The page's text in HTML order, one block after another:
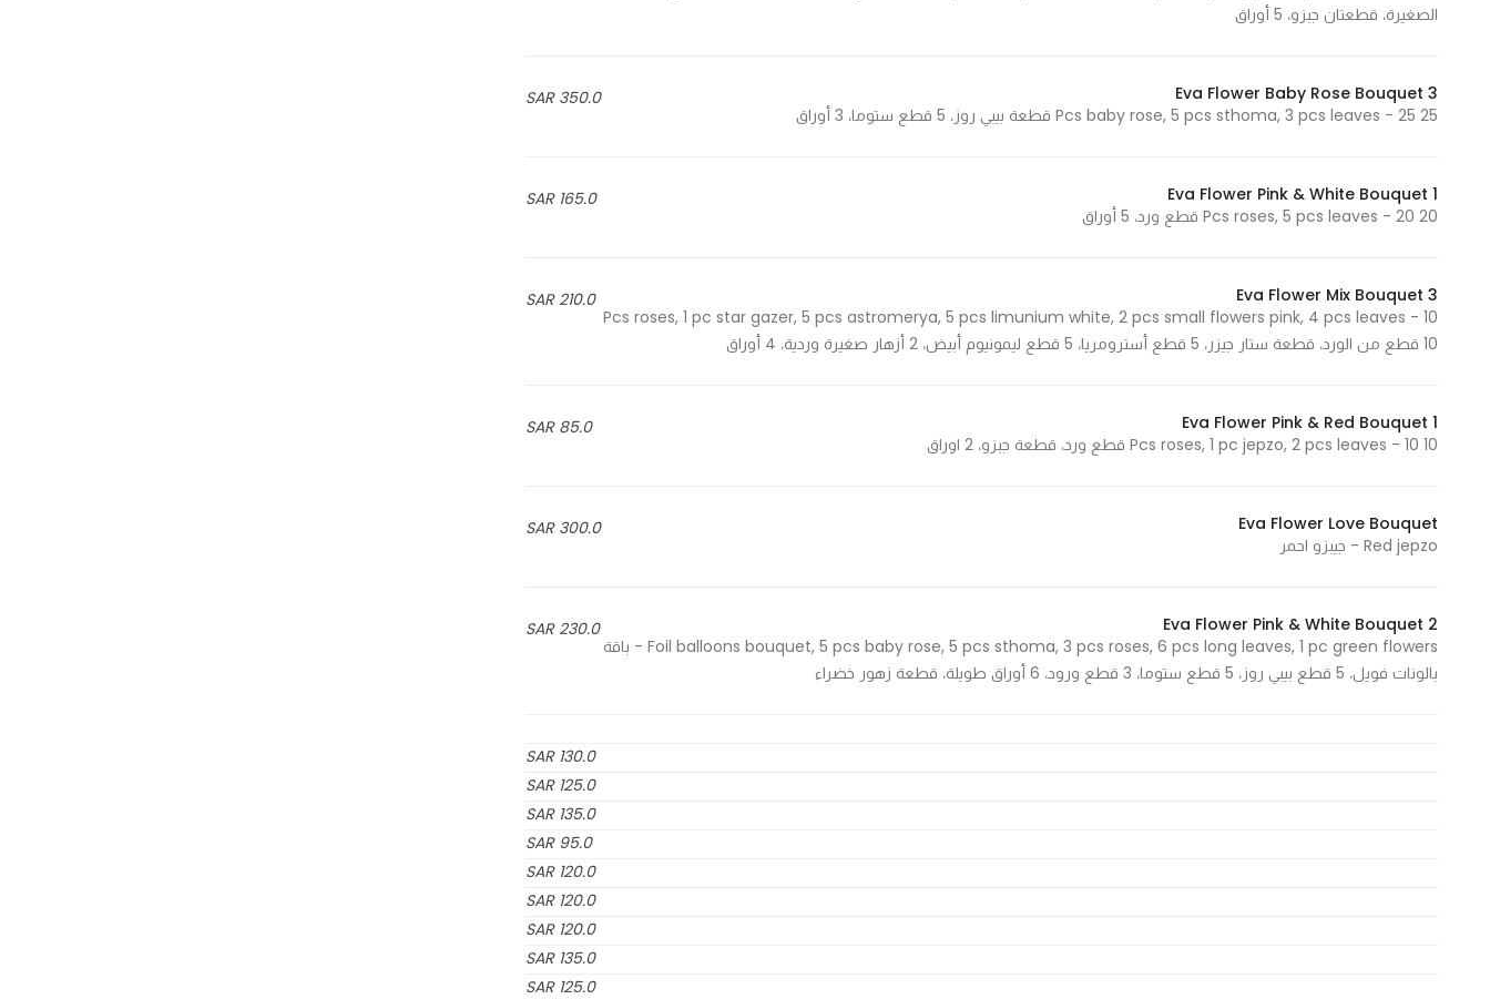
الصغيرة، قطعتان جبزو، 5 أوراق
350.0 SAR
Eva Flower Baby Rose Bouquet 3
25 Pcs baby rose, 5 pcs sthoma, 3 pcs leaves - 25 قطعة بيبي روز، 5 قطع ستوما، 3 أوراق
165.0 SAR
Eva Flower Pink & White Bouquet 1
20 Pcs roses, 5 pcs leaves - 20 قطع ورد، 5 أوراق
210.0 SAR
Eva Flower Mix Bouquet 3
10 Pcs roses, 1 pc star gazer, 5 pcs astromerya, 5 pcs limunium white, 2 pcs small flowers pink, 4 pcs leaves -
10 قطع من الورد، قطعة ستار جيزر، 5 قطع أسترومريا، 5 قطع ليمونيوم أبيض، 2 أزهار صغيرة وردية، 4 أوراق
85.0 SAR
Eva Flower Pink & Red Bouquet 1
10 Pcs roses, 1 pc jepzo, 2 pcs leaves - 10 قطع ورد، قطعة جبزو، 2 اوراق
300.0 SAR
Eva Flower Love Bouquet
Red jepzo - جيبزو احمر
230.0 SAR
Eva Flower Pink & White Bouquet 2
Foil balloons bouquet, 5 pcs baby rose, 5 pcs sthoma, 3 pcs roses, 6 pcs long leaves, 1 pc green flowers - باقة
بالونات فويل، 5 قطع بيبي روز، 5 قطع ستوما، 3 قطع ورود، 6 أوراق طويلة، قطعة زهور خضراء
130.0 SAR
125.0 SAR
135.0 SAR
95.0 SAR
120.0 SAR
120.0 SAR
120.0 SAR
135.0 SAR
125.0 SAR
content and